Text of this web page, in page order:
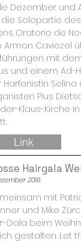
Dezember und
Solopartie
Oratorio de
Armon Caviezel
mit
und einem Ad-
Harfenistin
Pius
Klaus-Kirche
Link
Hairgala
2016
mit
und Mike
Gala beim
gestalten. Let